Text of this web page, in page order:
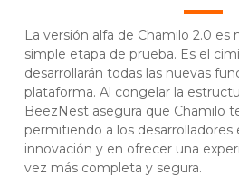
La versión alfa de Chamilo 2.0
simple etapa de prueba. Es el
desarrollarán todas las nuevas
plataforma. Al congelar la
BeezNest asegura que Chamilo
permitiendo a los desarrolladores
innovación y en ofrecer una
vez más completa y segura.